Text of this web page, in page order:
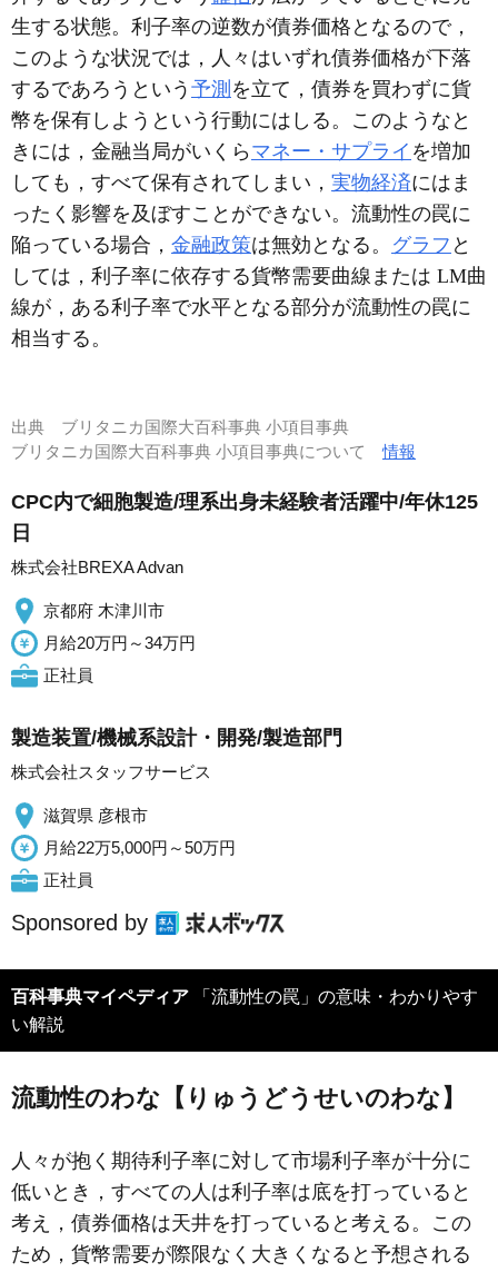
生する状態。利子率の逆数が債券価格となるので，
このような状況では，人々はいずれ債券価格が下落
するであろうという 予測 を立て，債券を買わずに貨
幣を保有しようという行動にはしる。このようなと
きには，金融当局がいくら マネー・サプライ を増加
しても，すべて保有されてしまい， 実物経済にはま
ったく影響を及ぼすことができない。流動性の罠に
陥っている場合， 金融政策は無効となる。 グラフ と
しては，利子率に依存する貨幣需要曲線または LM曲
線が，ある利子率で水平となる部分が流動性の罠に
相当する。
出典 ブリタニカ国際大百科事典 小項目事典
ブリタニカ国際大百科事典 小項目事典について情報
CPC内で細胞製造/理系出身未経験者活躍中/年休125
日
株式会社BREXA Advan
京都府 木津川市
月給20万円～34万円
正社員
製造装置/機械系設計・開発/製造部門
株式会社スタッフサービス
滋賀県 彦根市
月給22万5,000円～50万円
正社員
Sponsored by
百科事典マイペディア 「流動性の罠」の意味・わかりやす
い解説
流動性のわな【りゅうどうせいのわな】
人々が抱く期待利子率に対して市場利子率が十分に
低いとき，すべての人は利子率は底を打っていると
考え，債券価格は天井を打っていると考える。この
ため，貨幣需要が際限なく大きくなると予想される